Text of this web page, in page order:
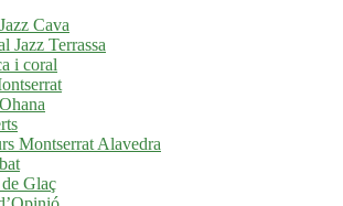
Cava
Jazz Terrassa
i coral
Montserrat Alavedra
Glaç